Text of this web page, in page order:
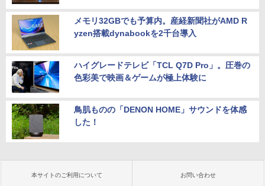
メモリ32GBでも予算内。産経新聞社がAMD R
yzen搭載dynabookを2千台導入
ハイグレードテレビ「TCL Q7D Pro」。圧巻の
色彩美で映画＆ゲームが極上体験に
鳥肌ものの「DENON HOME」サウンドを体感
した！
本サイトのご利用について お問い合わせ